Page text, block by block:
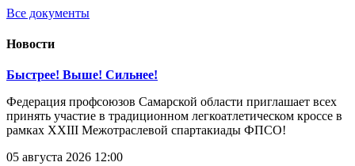
Все документы
Новости
Быстрее! Выше! Сильнее!
Федерация профсоюзов Самарской области приглашает всех
принять участие в традиционном легкоатлетическом кроссе в
рамках XXIII Межотраслевой спартакиады ФПСО!
05 августа 2026 12:00